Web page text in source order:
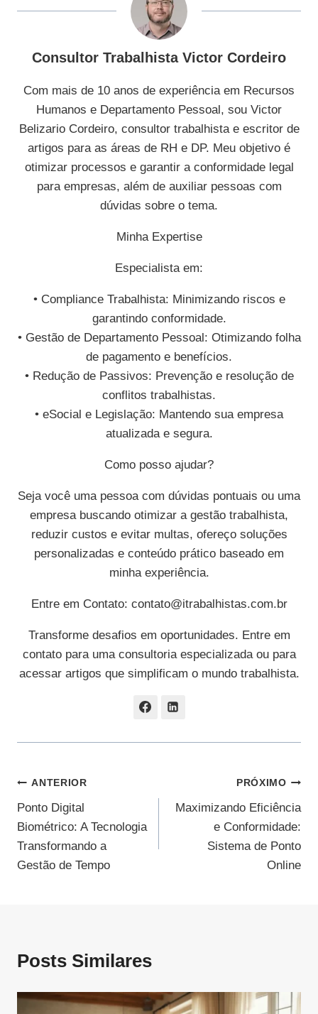
Consultor Trabalhista Victor Cordeiro
Com mais de 10 anos de experiência em Recursos
Humanos e Departamento Pessoal, sou Victor
Belizario Cordeiro, consultor trabalhista e escritor de
artigos para as áreas de RH e DP. Meu objetivo é
otimizar processos e garantir a conformidade legal
para empresas, além de auxiliar pessoas com
dúvidas sobre o tema.
Minha Expertise
Especialista em:
• Compliance Trabalhista: Minimizando riscos e
garantindo conformidade.
• Gestão de Departamento Pessoal: Otimizando folha
de pagamento e benefícios.
• Redução de Passivos: Prevenção e resolução de
conflitos trabalhistas.
• eSocial e Legislação: Mantendo sua empresa
atualizada e segura.
Como posso ajudar?
Seja você uma pessoa com dúvidas pontuais ou uma
empresa buscando otimizar a gestão trabalhista,
reduzir custos e evitar multas, ofereço soluções
personalizadas e conteúdo prático baseado em
minha experiência.
Entre em Contato: contato@itrabalhistas.com.br
Transforme desafios em oportunidades. Entre em
contato para uma consultoria especializada ou para
acessar artigos que simplificam o mundo trabalhista.
Navegação
De
Post
ANTERIOR
Ponto Digital
Biométrico: A Tecnologia
Transformando a
Gestão de Tempo
PRÓXIMO
Maximizando Eficiência
e Conformidade:
Sistema de Ponto
Online
Posts Similares